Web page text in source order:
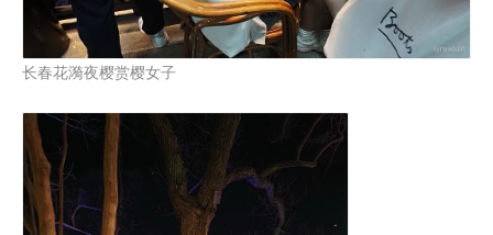
长春花漪夜樱赏樱女子